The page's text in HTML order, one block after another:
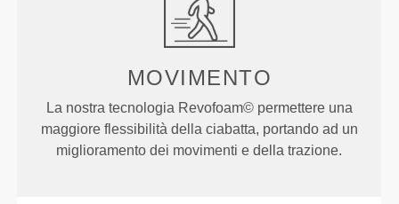
MOVIMENTO
La nostra tecnologia Revofoam© permettere una
maggiore flessibilità della ciabatta, portando ad un
miglioramento dei movimenti e della trazione.